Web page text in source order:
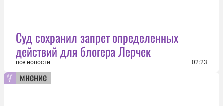
Суд сохранил запрет определенных
действий для блогера Лерчек
все новости 02:23
мнение